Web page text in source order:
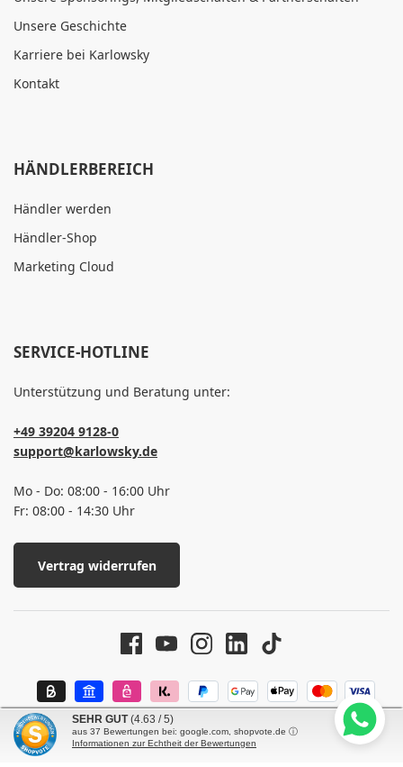
Unsere Geschichte
Karriere bei Karlowsky
Kontakt
HÄNDLERBEREICH
Händler werden
Händler-Shop
Marketing Cloud
SERVICE-HOTLINE
Unterstützung und Beratung unter:
+49 39204 9128-0
support@karlowsky.de
Mo - Do: 08:00 - 16:00 Uhr
Fr: 08:00 - 14:30 Uhr
Vertrag widerrufen
SEHR GUT (4.63 / 5)
aus 37 Bewertungen bei: google.com, shopvote.de ⓘ
Informationen zur Echtheit der Bewertungen